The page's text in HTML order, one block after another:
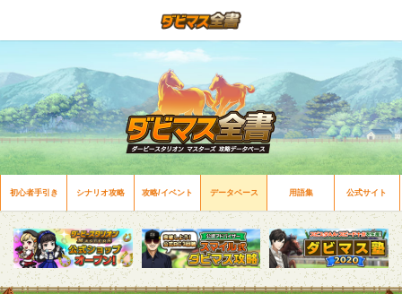
初心者手引き シナリオ攻略 攻略/イベント データベース 用語集 公式サイト